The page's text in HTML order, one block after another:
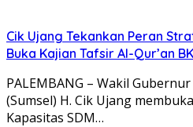
Cik Ujang Tekankan Peran
Buka Kajian Tafsir Al-Qur’an
PALEMBANG – Wakil
(Sumsel) H. Cik Ujang
Kapasitas SDM…